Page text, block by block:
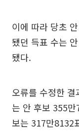
이에 따라 당초
됐던 득표 수는
됐다.
오류를 수정한
는 안 후보 355
보는 317만8132